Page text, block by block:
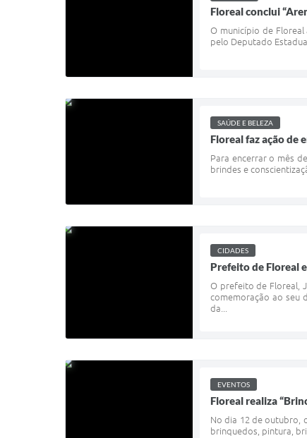
Floreal conclui
O município de
pelo Deputado
SAÚDE E BELEZA
Floreal faz ação de
Para encerrar o mês
brindes e
CIDADES
Prefeito de Floreal
O prefeito de Floreal,
comemoração ao seu
da...
EVENTOS
Floreal realiza
No dia 12 de outubro,
brinquedos, pintura,